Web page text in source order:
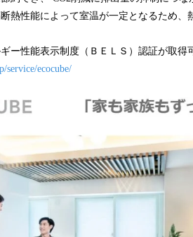
熱性能によって室温が一定となるため
ー性能表示制度（ＢＥＬＳ）認証が取得
service/ecocube/